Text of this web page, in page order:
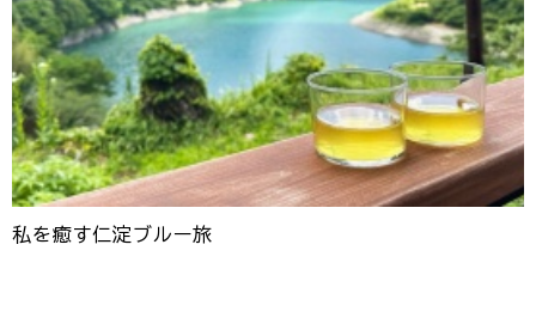
私を癒す仁淀ブルー旅